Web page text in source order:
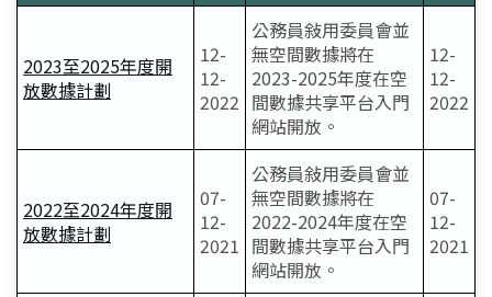
2023至2025年度開
放數據計劃
12-
12-
2022
公務員敍用委員會並
無空間數據將在
2023-2025年度在空
間數據共享平台入門
網站開放。
12-
12-
2022
2022至2024年度開
放數據計劃
07-
12-
2021
公務員敍用委員會並
無空間數據將在
2022-2024年度在空
間數據共享平台入門
網站開放。
07-
12-
2021